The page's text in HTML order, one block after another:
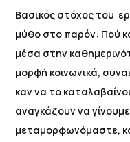
Βασικός στόχος του
μύθο στο παρόν: Πού
μέσα στην
μορφή κοινωνικά,
καν να το
αναγκάζουν να
μεταμορφωνόμαστε,